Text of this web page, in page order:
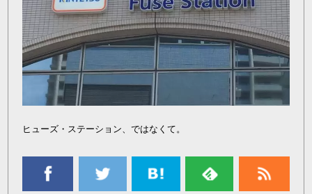
ヒューズ・ステーション、ではなくて。